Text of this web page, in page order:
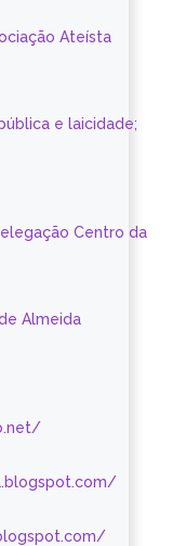
Ateísta
e laicidade;
Centro da
Almeida